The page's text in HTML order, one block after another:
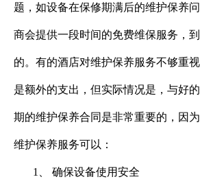
题，如设备在保修期满后的维护保养
商会提供一段时间的免费维保服务，
的。有的酒店对维护保养服务不够重
是额外的支出，但实际情况是，与好
期的维护保养合同是非常重要的，因
维护保养服务可以：
1 、 确保设备使用安全